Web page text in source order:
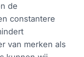
de
constantere
van merken als